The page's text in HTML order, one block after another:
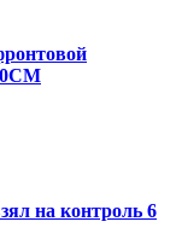
на контроль 6